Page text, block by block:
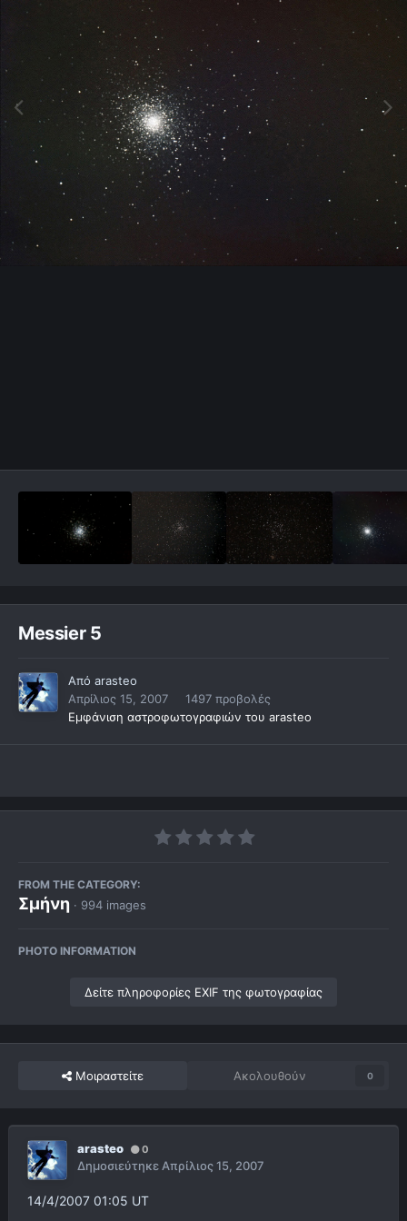
Messier 5
Από arasteo
Απρίλιος 15, 2007
1497 προβολές
Εμφάνιση αστροφωτογραφιών του arasteo
FROM THE CATEGORY:
Σμήνη · 994 images
PHOTO INFORMATION
Δείτε πληροφορίες EXIF της φωτογραφίας
Μοιραστείτε Ακολουθούν 0
arasteo 0
ΔημοσιεύτηκεΑπρίλιος 15, 2007
14/4/2007 01:05 UT